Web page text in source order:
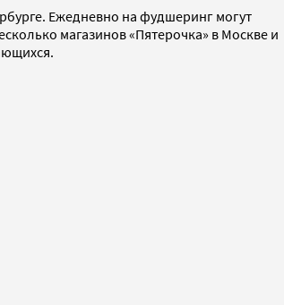
Ежедневно на фудшеринг могут
магазинов «Пятерочка» в Москве и